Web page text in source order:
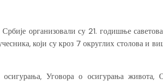
организовали су 21. годишње
који су кроз 7 округлих столова и
Уговора о осигурања живота,